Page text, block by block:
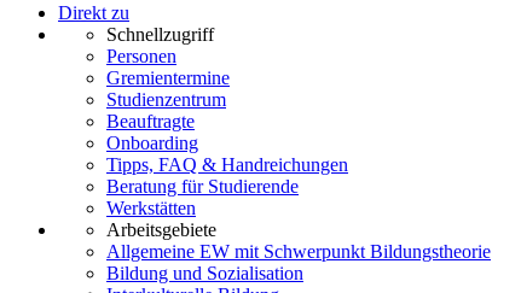
Direkt zu
Schnellzugriff
Personen
Gremientermine
Studienzentrum
Beauftragte
Onboarding
Tipps, FAQ & Handreichungen
Beratung für Studierende
Werkstätten
Arbeitsgebiete
Allgemeine EW mit Schwerpunkt Bildungstheorie
Bildung und Sozialisation